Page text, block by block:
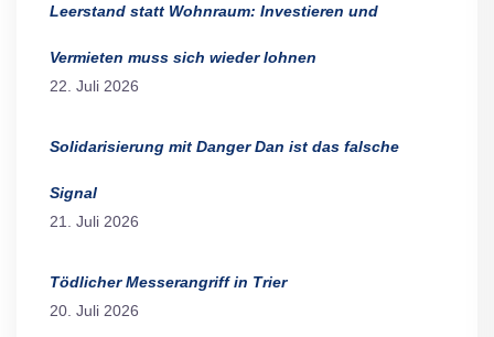
Leerstand statt Wohnraum: Investieren und
Vermieten muss sich wieder lohnen
22. Juli 2026
Solidarisierung mit Danger Dan ist das falsche
Signal
21. Juli 2026
Tödlicher Messerangriff in Trier
20. Juli 2026